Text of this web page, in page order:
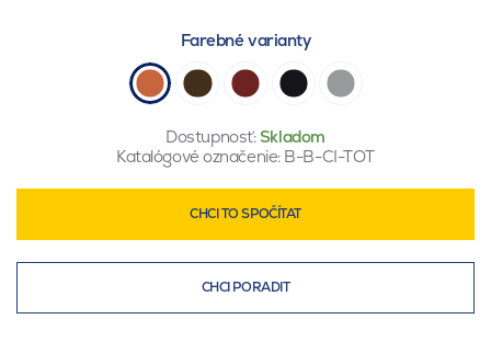
Farebné varianty
Dostupnosť:Skladom
Katalógové označenie: B-B-CI-TOT
CHCI TO SPOČÍTAT
CHCI PORADIT